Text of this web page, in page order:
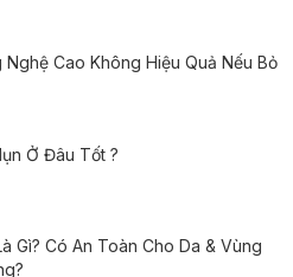
Nghệ Cao Không Hiệu Quả Nếu Bỏ
Ở Đâu Tốt ?
Gì? Có An Toàn Cho Da & Vùng